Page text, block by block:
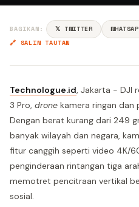
BAGIKAN: 𝕏 TWITTER
🔗 SALIN TAUTAN
Technologue.id, Jakarta - DJI
3 Pro, drone kamera ringan dan
Dengan berat kurang dari 249
banyak wilayah dan negara,
fitur canggih seperti video 4K/
penginderaan rintangan tiga
memotret pencitraan vertikal
sosial.